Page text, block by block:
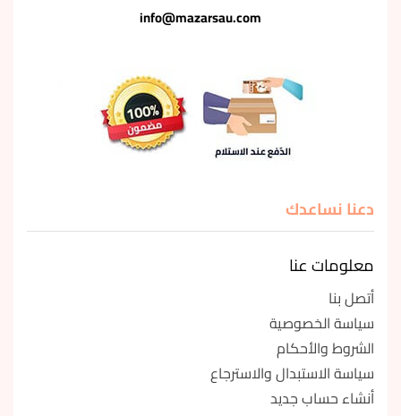
info@mazarsau.com
دعنا نساعدك
معلومات عنا
أتصل بنا
سياسة الخصوصية
الشروط والأحكام
سياسة الاستبدال والاسترجاع
أنشاء حساب جديد